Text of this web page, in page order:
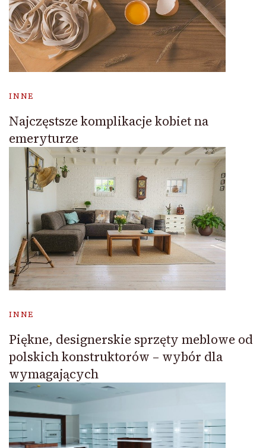
INNE
Najczęstsze komplikacje kobiet na
emeryturze
INNE
Piękne, designerskie sprzęty meblowe od
polskich konstruktorów – wybór dla
wymagających